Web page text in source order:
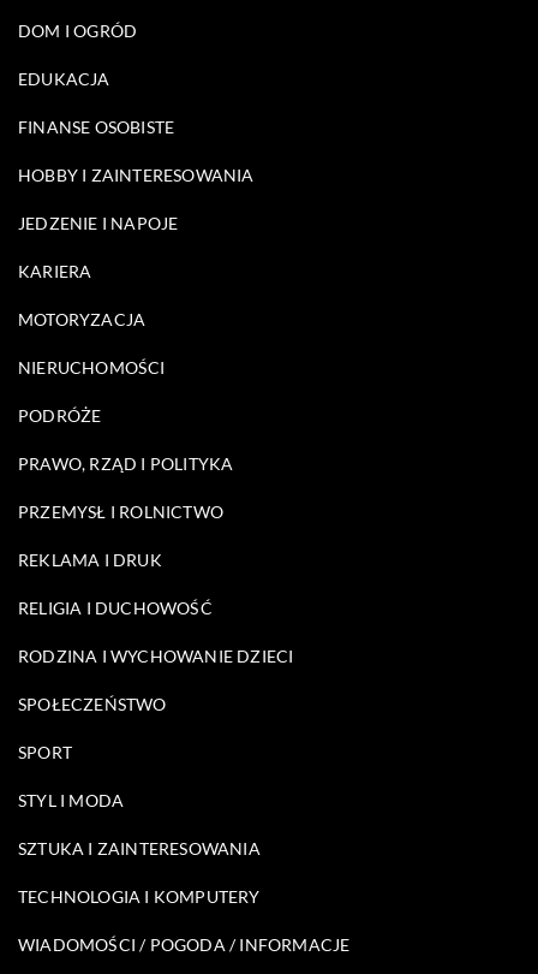
DOM I OGRÓD
EDUKACJA
FINANSE OSOBISTE
HOBBY I ZAINTERESOWANIA
JEDZENIE I NAPOJE
KARIERA
MOTORYZACJA
NIERUCHOMOŚCI
PODRÓŻE
PRAWO, RZĄD I POLITYKA
PRZEMYSŁ I ROLNICTWO
REKLAMA I DRUK
RELIGIA I DUCHOWOŚĆ
RODZINA I WYCHOWANIE DZIECI
SPOŁECZEŃSTWO
SPORT
STYL I MODA
SZTUKA I ZAINTERESOWANIA
TECHNOLOGIA I KOMPUTERY
WIADOMOŚCI / POGODA / INFORMACJE